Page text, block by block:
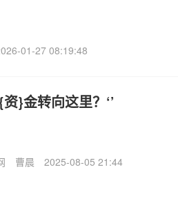
01-27 08:19:48
}金转向这里？‘’
曹晨 2025-08-05 21:44